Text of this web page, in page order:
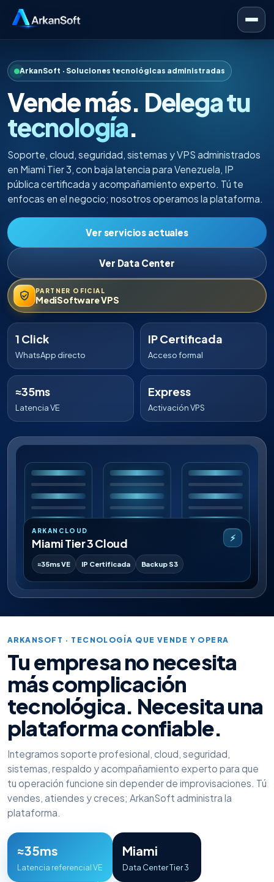
ArkanSoft · Soluciones tecnológicas administradas
Vende más. Delega tu
tecnología.
Soporte, cloud, seguridad, sistemas y VPS administrados
en Miami Tier 3, con baja latencia para Venezuela, IP
pública certificada y acompañamiento experto. Tú te
enfocas en el negocio; nosotros operamos la plataforma.
Ver servicios actuales
Ver Data Center
PARTNER OFICIAL
MediSoftware VPS
1 Click
WhatsApp directo
IP Certificada
Acceso formal
≈35ms
Latencia VE
Express
Activación VPS
ARKANCLOUD
Miami Tier 3 Cloud ⚡
≈35ms VE IP Certificada Backup S3
ARKANSOFT · TECNOLOGÍA QUE VENDE Y OPERA
Tu empresa no necesita
más complicación
tecnológica. Necesita una
plataforma confiable.
Integramos soporte profesional, cloud, seguridad,
sistemas, respaldo y acompañamiento experto para que
tu operación funcione sin depender de improvisaciones. Tú
vendes, atiendes y creces; ArkanSoft administra la
plataforma.
≈35ms
Latencia referencial VE
Miami
Data Center Tier 3